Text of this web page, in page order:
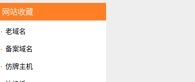
网站收藏
老域名
备案域名
仿牌主机